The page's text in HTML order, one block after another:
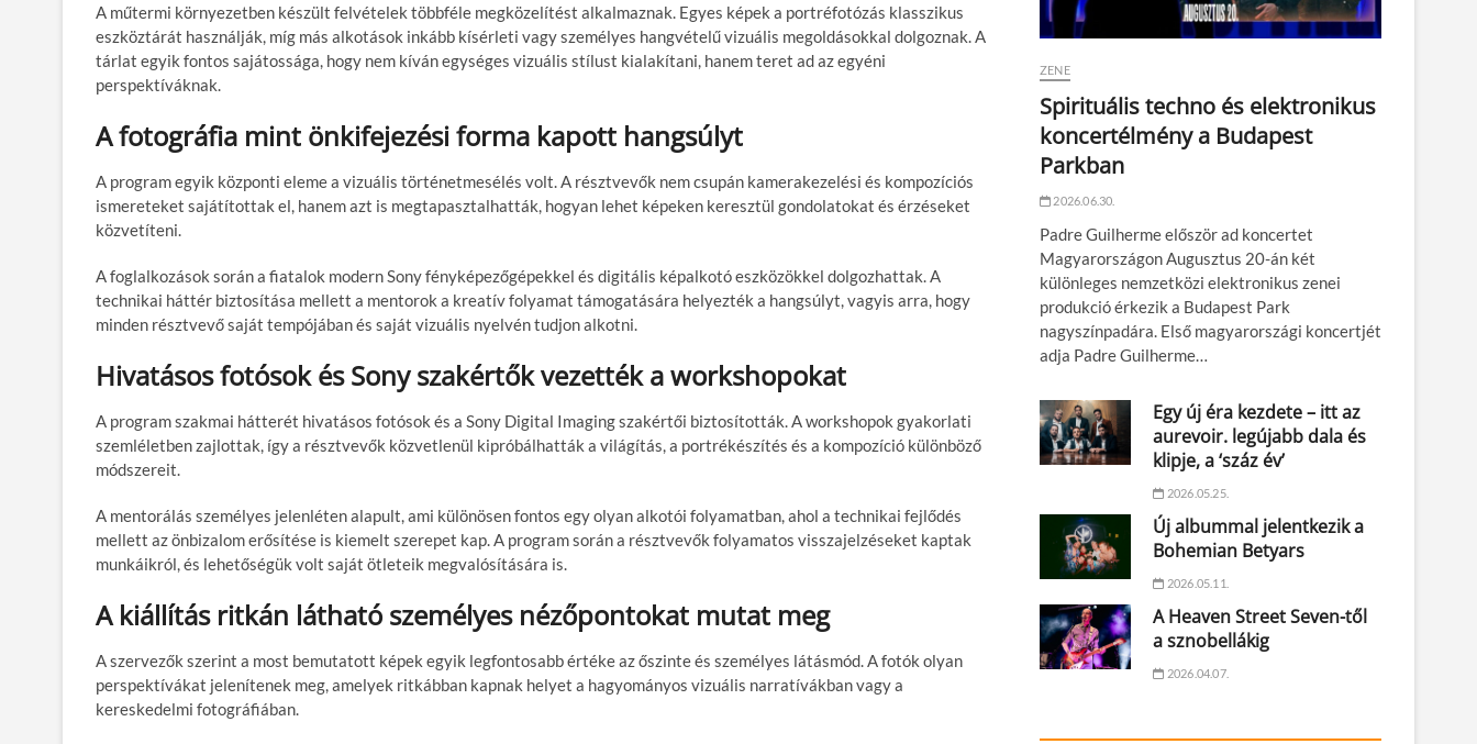
A műtermi környezetben készült felvételek többféle megközelítést alkalmaznak. Egyes képek a portréfotózás klasszikus
eszköztárát használják, míg más alkotások inkább kísérleti vagy személyes hangvételű vizuális megoldásokkal dolgoznak. A
tárlat egyik fontos sajátossága, hogy nem kíván egységes vizuális stílust kialakítani, hanem teret ad az egyéni
perspektíváknak.
A fotográfia mint önkifejezési forma kapott hangsúlyt
A program egyik központi eleme a vizuális történetmesélés volt. A résztvevők nem csupán kamerakezelési és kompozíciós
ismereteket sajátítottak el, hanem azt is megtapasztalhatták, hogyan lehet képeken keresztül gondolatokat és érzéseket
közvetíteni.
A foglalkozások során a fiatalok modern Sony fényképezőgépekkel és digitális képalkotó eszközökkel dolgozhattak. A
technikai háttér biztosítása mellett a mentorok a kreatív folyamat támogatására helyezték a hangsúlyt, vagyis arra, hogy
minden résztvevő saját tempójában és saját vizuális nyelvén tudjon alkotni.
Hivatásos fotósok és Sony szakértők vezették a workshopokat
A program szakmai hátterét hivatásos fotósok és a Sony Digital Imaging szakértői biztosították. A workshopok gyakorlati
szemléletben zajlottak, így a résztvevők közvetlenül kipróbálhatták a világítás, a portrékészítés és a kompozíció különböző
módszereit.
A mentorálás személyes jelenléten alapult, ami különösen fontos egy olyan alkotói folyamatban, ahol a technikai fejlődés
mellett az önbizalom erősítése is kiemelt szerepet kap. A program során a résztvevők folyamatos visszajelzéseket kaptak
munkáikról, és lehetőségük volt saját ötleteik megvalósítására is.
A kiállítás ritkán látható személyes nézőpontokat mutat meg
A szervezők szerint a most bemutatott képek egyik legfontosabb értéke az őszinte és személyes látásmód. A fotók olyan
perspektívákat jelenítenek meg, amelyek ritkábban kapnak helyet a hagyományos vizuális narratívákban vagy a
kereskedelmi fotográfiában.
ZENE
Spirituális techno és elektronikus
koncertélmény a Budapest
Parkban
2026.06.30.
Padre Guilherme először ad koncertet
Magyarországon Augusztus 20-án két
különleges nemzetközi elektronikus zenei
produkció érkezik a Budapest Park
nagyszínpadára. Első magyarországi koncertjét
adja Padre Guilherme…
Egy új éra kezdete – itt az
aurevoir. legújabb dala és
klipje, a ‘száz év’
2026.05.25.
Új albummal jelentkezik a
Bohemian Betyars
2026.05.11.
A Heaven Street Seven-től
a sznobellákig
2026.04.07.